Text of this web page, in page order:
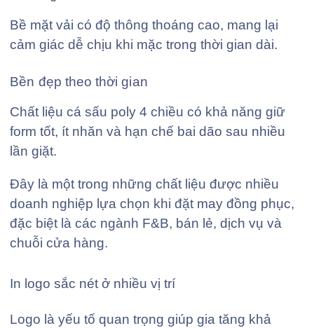
Bề mặt vải có độ thông thoáng cao, mang lại
cảm giác dễ chịu khi mặc trong thời gian dài.
Bền đẹp theo thời gian
Chất liệu cá sấu poly 4 chiều có khả năng giữ
form tốt, ít nhăn và hạn chế bai dão sau nhiều
lần giặt.
Đây là một trong những chất liệu được nhiều
doanh nghiệp lựa chọn khi đặt may đồng phục,
đặc biệt là các ngành F&B, bán lẻ, dịch vụ và
chuỗi cửa hàng.
In logo sắc nét ở nhiều vị trí
Logo là yếu tố quan trọng giúp gia tăng khả